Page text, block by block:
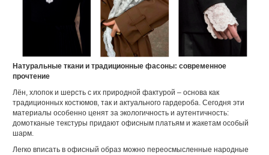
Натуральные ткани и традиционные фасоны: современное
прочтение
Лён, хлопок и шерсть с их природной фактурой – основа как
традиционных костюмов, так и актуального гардероба. Сегодня эти
материалы особенно ценят за экологичность и аутентичность:
домотканые текстуры придают офисным платьям и жакетам особый
шарм.
Легко вписать в офисный образ можно переосмысленные народные